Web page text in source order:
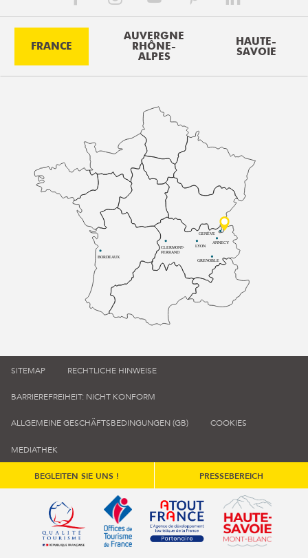
FRANCE
AUVERGNE
RHÔNE-
ALPES
HAUTE-
SAVOIE
BORDEAUX
CLERMONT-
FERRAND
LYON
ANNECY
GRENOBLE
GENÈVE
SITEMAP RECHTLICHE HINWEISE
BARRIEREFREIHEIT: NICHT KONFORM
ALLGEMEINE GESCHÄFTSBEDINGUNGEN (GB) COOKIES
MEDIATHEK
BEGLEITEN SIE UNS ! PRESSEBEREICH
Qualité tourisme (s'ouvre dans une nouvelle fenêtre)
Office de tourisme de France (s'ouvre
Atout France (s'ouvre dans